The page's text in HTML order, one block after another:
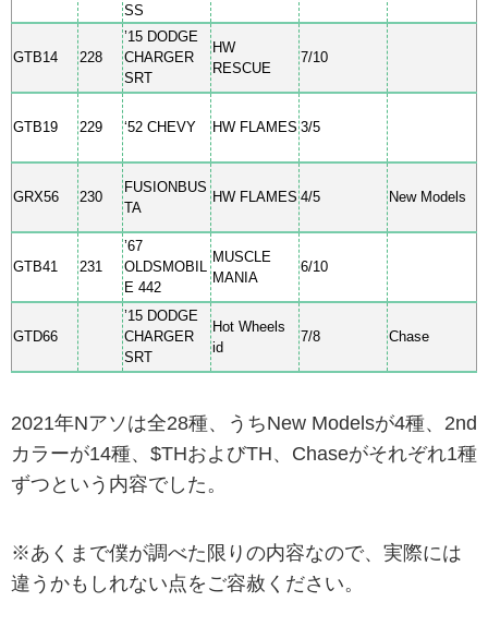
SS
GTB14 228
’15 DODGE
CHARGER
SRT
HW
RESCUE
7/10
GTB19 229 ‘52 CHEVY HW FLAMES 3/5
GRX56 230
FUSIONBUS
TA
HW FLAMES 4/5 New Models
GTB41 231
’67
OLDSMOBIL
E 442
MUSCLE
MANIA
6/10
GTD66
’15 DODGE
CHARGER
SRT
Hot Wheels
id
7/8 Chase
2021年Nアソは全28種、うちNew Modelsが4種、2nd
カラーが14種、$THおよびTH、Chaseがそれぞれ1種
ずつという内容でした。
※あくまで僕が調べた限りの内容なので、実際には
違うかもしれない点をご容赦ください。